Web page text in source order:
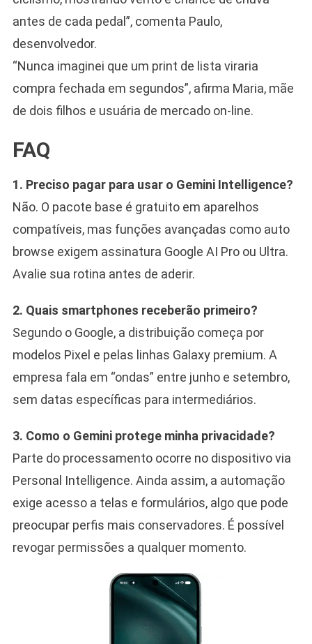
antes de cada pedal”, comenta Paulo,
desenvolvedor.
“Nunca imaginei que um print de lista viraria
compra fechada em segundos”, afirma Maria, mãe
de dois filhos e usuária de mercado on-line.
FAQ
1. Preciso pagar para usar o Gemini Intelligence?
Não. O pacote base é gratuito em aparelhos
compatíveis, mas funções avançadas como auto
browse exigem assinatura Google AI Pro ou Ultra.
Avalie sua rotina antes de aderir.
2. Quais smartphones receberão primeiro?
Segundo o Google, a distribuição começa por
modelos Pixel e pelas linhas Galaxy premium. A
empresa fala em “ondas” entre junho e setembro,
sem datas específicas para intermediários.
3. Como o Gemini protege minha privacidade?
Parte do processamento ocorre no dispositivo via
Personal Intelligence. Ainda assim, a automação
exige acesso a telas e formulários, algo que pode
preocupar perfis mais conservadores. É possível
revogar permissões a qualquer momento.